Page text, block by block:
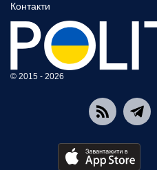
Контакти
© 2015 - 2026